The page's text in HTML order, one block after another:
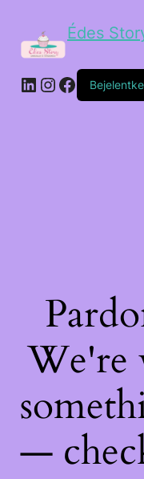
Édes
We're
—